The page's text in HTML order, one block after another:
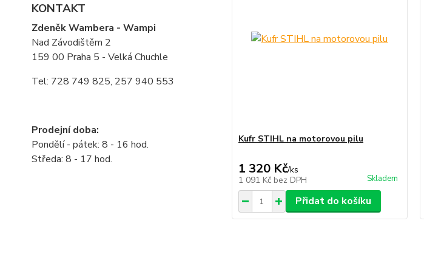
KONTAKT
Zdeněk Wambera - Wampi
Nad Závodištěm 2
159 00 Praha 5 - Velká Chuchle
Tel: 728 749 825, 257 940 553
Prodejní doba:
Pondělí - pátek: 8 - 16 hod.
Středa: 8 - 17 hod.
Kufr STIHL na motorovou pilu
1 320 Kč/ks
1 091 Kč bez DPH Skladem
Přidat do košíku